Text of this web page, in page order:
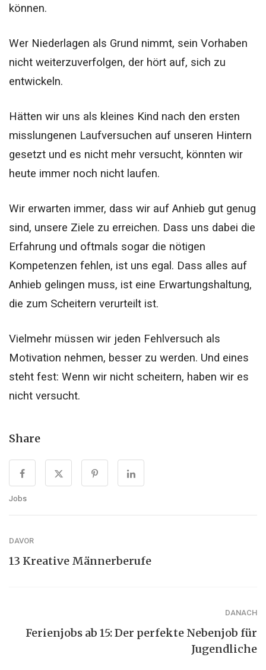
können.
Wer Niederlagen als Grund nimmt, sein Vorhaben
nicht weiterzuverfolgen, der hört auf, sich zu
entwickeln.
Hätten wir uns als kleines Kind nach den ersten
misslungenen Laufversuchen auf unseren Hintern
gesetzt und es nicht mehr versucht, könnten wir
heute immer noch nicht laufen.
Wir erwarten immer, dass wir auf Anhieb gut genug
sind, unsere Ziele zu erreichen. Dass uns dabei die
Erfahrung und oftmals sogar die nötigen
Kompetenzen fehlen, ist uns egal. Dass alles auf
Anhieb gelingen muss, ist eine Erwartungshaltung,
die zum Scheitern verurteilt ist.
Vielmehr müssen wir jeden Fehlversuch als
Motivation nehmen, besser zu werden. Und eines
steht fest: Wenn wir nicht scheitern, haben wir es
nicht versucht.
Share
Jobs
DAVOR
13 Kreative Männerberufe
DANACH
Ferienjobs ab 15: Der perfekte Nebenjob für
Jugendliche